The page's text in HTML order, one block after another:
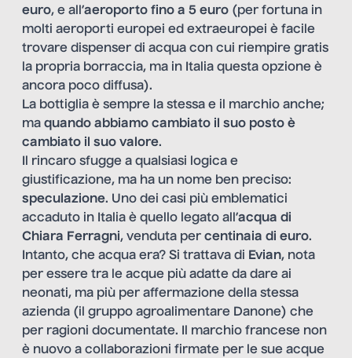
euro, e all’aeroporto fino a 5 euro (per fortuna in
molti aeroporti europei ed extraeuropei è facile
trovare dispenser di acqua con cui riempire gratis
la propria borraccia, ma in Italia questa opzione è
ancora poco diffusa).
La bottiglia è sempre la stessa e il marchio anche;
ma quando abbiamo cambiato il suo posto è
cambiato il suo valore.
Il rincaro sfugge a qualsiasi logica e
giustificazione, ma ha un nome ben preciso:
speculazione. Uno dei casi più emblematici
accaduto in Italia è quello legato all’acqua di
Chiara Ferragni, venduta per centinaia di euro.
Intanto, che acqua era? Si trattava di Evian, nota
per essere tra le acque più adatte da dare ai
neonati, ma più per affermazione della stessa
azienda (il gruppo agroalimentare Danone) che
per ragioni documentate. Il marchio francese non
è nuovo a collaborazioni firmate per le sue acque